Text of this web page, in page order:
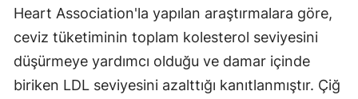
Heart Association'la yapılan araştırmalara göre,
ceviz tüketiminin toplam kolesterol seviyesini
düşürmeye yardımcı olduğu ve damar içinde
biriken LDL seviyesini azalttığı kanıtlanmıştır. Çiğ